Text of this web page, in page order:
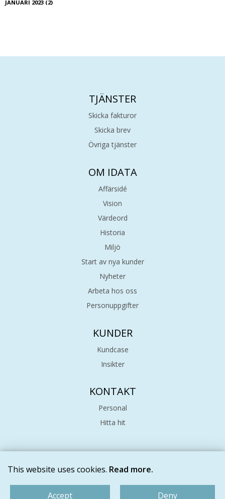
JANUARI 2023 (2)
TJÄNSTER
Skicka fakturor
Skicka brev
Övriga tjänster
OM IDATA
Affärsidé
Vision
Värdeord
Historia
Miljö
Start av nya kunder
Nyheter
Arbeta hos oss
Personuppgifter
KUNDER
Kundcase
Insikter
KONTAKT
Personal
Hitta hit
© IDATA 2026 | Sekretess och cookies
This website uses cookies. Read more.
Accept Deny